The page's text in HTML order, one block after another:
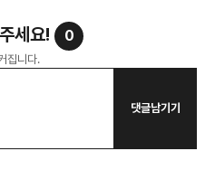
세요! 0
집니다.
댓글남기기